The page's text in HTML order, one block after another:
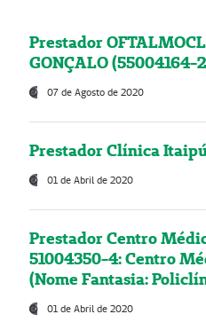
Prestador
GONÇALO (55004164-
07 de Agosto de 2020
Prestador Clínica
01 de Abril de 2020
Prestador Centro
51004350-4: Centro
(Nome Fantasia:
01 de Abril de 2020